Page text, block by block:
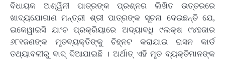
ବିଧାୟକ ଅଶ୍ୱିନୀ ପାତ୍ରଙ୍କ ପ୍ରଶ୍ନର ଲିଖିତ ଉତ୍ତରରେ
ଖାଦ୍ୟଯୋଗାଣ ମନ୍ତ୍ରୀ ଶ୍ରୀ ପାତ୍ରଙ୍କ ସୂଚନା ଦେଇଛନ୍ତି ଯେ,
ଇକେୱାଇସି ଯାଂଚ ପ୍ରକ୍ରିୟାରେ ଅଦ୍ୟାବଧି ୯ଲକ୍ଷ ୯୪ହଜାର
୬୮୧ଜଣଙ୍କ ମୃତବ୍ୟକ୍ତିଙ୍କୁ ଚିହ୍ନଟ କରାଯାଇ ରାସନ କାର୍ଡ
ତଥ୍ୟାବଳୀରୁ ବାଦ୍ ଦିଆଯାଇଛି । ଅର୍ଥାତ୍ ଏହି ମୃତ ବ୍ୟକ୍ତିମାନଙ୍କ